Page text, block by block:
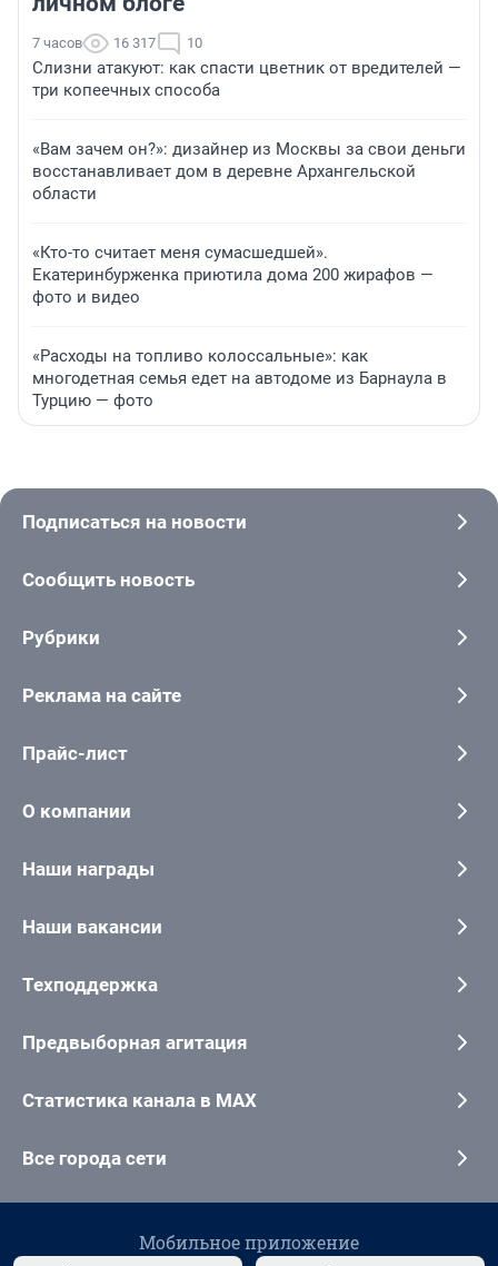
7 часов 16 317 10
Слизни атакуют: как спасти цветник от вредителей —
три копеечных способа
«Вам зачем он?»: дизайнер из Москвы за свои деньги
восстанавливает дом в деревне Архангельской
области
«Кто-то считает меня сумасшедшей».
Екатеринбурженка приютила дома 200 жирафов —
фото и видео
«Расходы на топливо колоссальные»: как
многодетная семья едет на автодоме из Барнаула в
Турцию — фото
Подписаться на новости
Сообщить новость
Рубрики
Реклама на сайте
Прайс-лист
О компании
Наши награды
Наши вакансии
Техподдержка
Предвыборная агитация
Статистика канала в MAX
Все города сети
Мобильное приложение